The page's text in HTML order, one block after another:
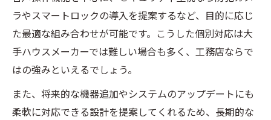
ラやスマートロックの導入を提案するなど、目的に応じ
た最適な組み合わせが可能です。こうした個別対応は大
手ハウスメーカーでは難しい場合も多く、工務店ならで
はの強みといえるでしょう。
また、将来的な機器追加やシステムのアップデートにも
柔軟に対応できる設計を提案してくれるため、長期的な